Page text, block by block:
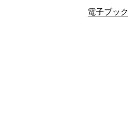
電子ブック